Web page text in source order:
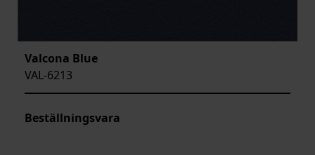
Valcona Blue
VAL-6213
Beställningsvara